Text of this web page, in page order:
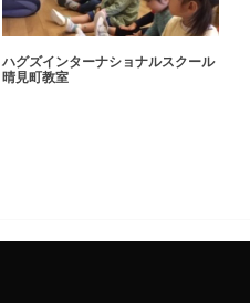
ハグズインターナショナルスクール
晴見町教室